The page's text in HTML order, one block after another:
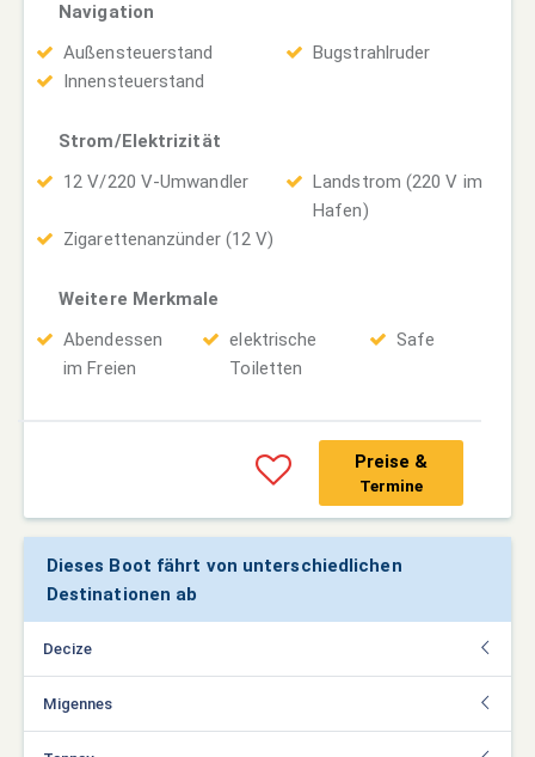
Navigation
Außensteuerstand
Bugstrahlruder
Innensteuerstand
Strom/Elektrizität
12 V/220 V-Umwandler
Landstrom (220 V im
Hafen)
Zigarettenanzünder (12 V)
Weitere Merkmale
Abendessen
im Freien
elektrische
Toiletten
Safe
Preise &
Termine
Dieses Boot fährt von unterschiedlichen
Destinationen ab
Decize
Migennes